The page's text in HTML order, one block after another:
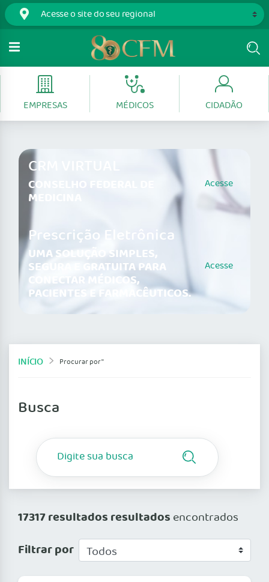
EMPRESAS MÉDICOS CIDADÃO
CRM VIRTUAL
CONSELHO FEDERAL DE
MEDICINA
Acesse
Prescrição Eletrônica
UMA SOLUÇÃO SIMPLES,
SEGURA E GRATUITA PARA
CONECTAR MÉDICOS,
PACIENTES E FARMACÊUTICOS.
Acesse
INÍCIO Procurar por ''
Busca
17317 resultados resultados encontrados
Filtrar por